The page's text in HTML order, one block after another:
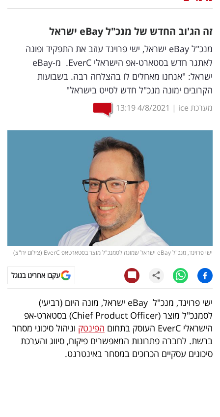
וטק
שיווק
ופרסום
טלוויזיה
עסקי
ספורט
קריירה
זה הג'וב החדש של מנכ"לeBay ישראל
מנכ"ל eBay ישראל, ישי פרוינד עוזב את התפקיד ופונה
לאתגר חדש בסטארט-אפ הישראלי EverC. מ-eBay
ישראל: "אנחנו מאחלים לו בהצלחה רבה. בשבועות
הקרובים ימונה מנכ"ל חדש לסייט בישראל"
מערכת ice |
4/8/2021
13:19
ישי פרוינד, מנכ"ל eBay ישראל שמונה לסמנכ"ל מוצר בסטארטאפ EverC (צילום יח"צ)
עקבו אחרינו בגוגל
ישי פרוינד, מנכ"ל eBay ישראל, מונה היום (רביעי)
לסמנכ"ל מוצר (Chief Product Officer) בסטארט-אפ
הישראלי EverC העוסק בתחום
הפינטק וניהול סיכוני מסחר
ברשת. לחברה פתרונות המאפשרים פיקוח, סיווג והערכת
סיכונים עסקיים הכרוכים במסחר באינטרנט.